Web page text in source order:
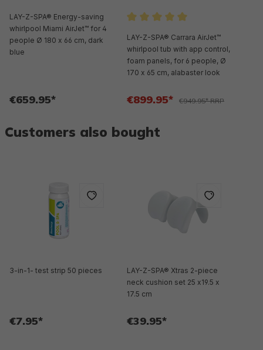
LAY-Z-SPA® Energy-saving
whirlpool Miami AirJet™ for 4
people Ø 180 x 66 cm, dark
blue
€659.95*
LAY-Z-SPA® Carrara AirJet™
whirlpool tub with app control,
foam panels, for 6 people, Ø
170 x 65 cm, alabaster look
€899.95* €949.95* RRP
Customers also bought
3-in-1- test strip 50 pieces
€7.95*
LAY-Z-SPA® Xtras 2-piece
neck cushion set 25 x19.5 x
17.5 cm
€39.95*